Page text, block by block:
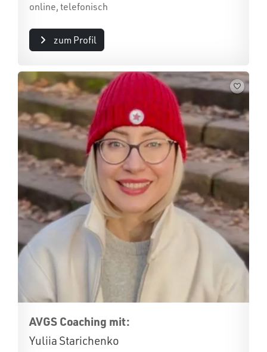
online, telefonisch
zum Profil
AVGS Coaching mit:
Yuliia Starichenko